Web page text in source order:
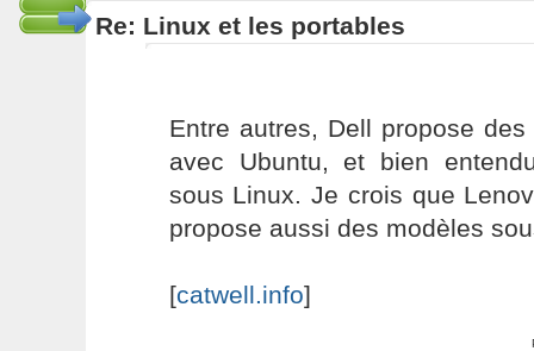
Re: Linux et les portables
Entre autres, Dell propose
avec Ubuntu, et bien
sous Linux. Je crois que
propose aussi des modèles
[catwell.info]